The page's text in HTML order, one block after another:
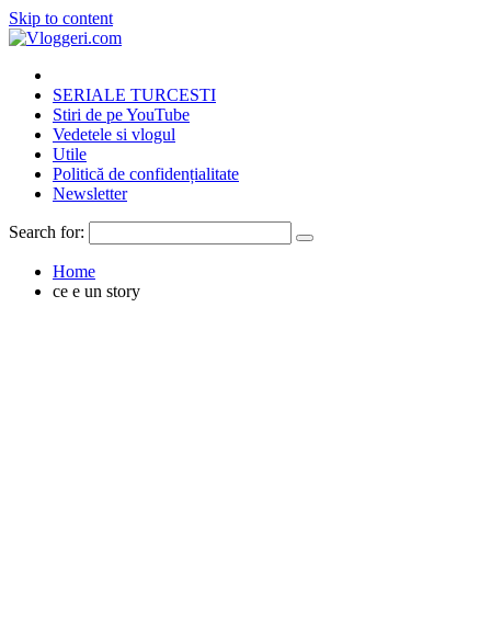
Skip to content
SERIALE TURCESTI
Stiri de pe YouTube
Vedetele si vlogul
Utile
Politică de confidențialitate
Newsletter
Search for:
Home
ce e un story